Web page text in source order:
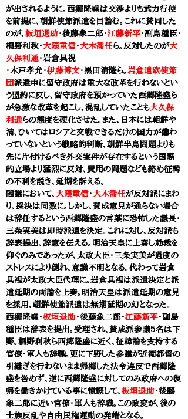
が出されるように。西郷隆盛は交渉よりも武力行使
を前提に、朝鮮使節派遣を目論む。これに賛同した
のが、 板垣退助・後藤象二郎・江藤新平・副島種臣・
桐野利秋・大隈重信・大木喬任ら。反対したのが大
久保利通 ・岩倉具視
・木戸孝允・伊藤博文・黒田清隆ら。 岩倉遣欧使節
団派遣中に留守政府は重大な改革を行わないとい
う盟約に反し、留守政府を預かっていた西郷隆盛ら
が急激な改革を起こし、混乱していたことも大久保
利通らの態度を硬化させた。 また、日本には朝鮮や
清、ひいてはロシアと交戦できるだけの国力が備わ
っていないという戦略的判断、朝鮮半島問題よりも
先に片付けるべき外交案件が存在するという国際
的立場より猛烈に反対、費用の問題なども絡め征韓
の不利を説き、延期を訴える。
閣議において、 大隈重信・大木喬任が反対派にまわ
り、採決は同数に。しかし、賛成意見が通らない場合
は辞任するという西郷隆盛の言葉に恐怖した議長・
三条実美は即時派遣を決定。これに対し、反対派も
辞表提出、辞意を伝える。明治天皇に上奏し勅裁を
仰ぐのみであったが、太政大臣・三条実美が過度の
ストレスにより倒れ、意識不明となる。代わって岩倉
具視が太政大臣代理に。岩倉具視は派遣決定と派
遣延期の両論を上奏。明治天皇は派遣延期の意見
を採用、朝鮮使節派遣は無期延期の幻となった。
西郷隆盛・板垣退助・後藤象二郎・江藤新平・副島
種臣は辞表を提出。受理され、賛成派参議5名は下
野。桐野利秋ら西郷隆盛に近く、征韓論を支持する
官僚・軍人も辞職。更に下野した参議が近衛都督の
引継ぎを行わないまま帰郷した法令違反で西郷隆
盛を咎めず、逆に西郷隆盛に対してのみ政府への復
帰を働きかけている事に憤慨して、 板垣退助・後藤
象二郎に近い官僚・軍人も辞職。この政変が、後の
士族反乱や自由民権運動の発端となる。